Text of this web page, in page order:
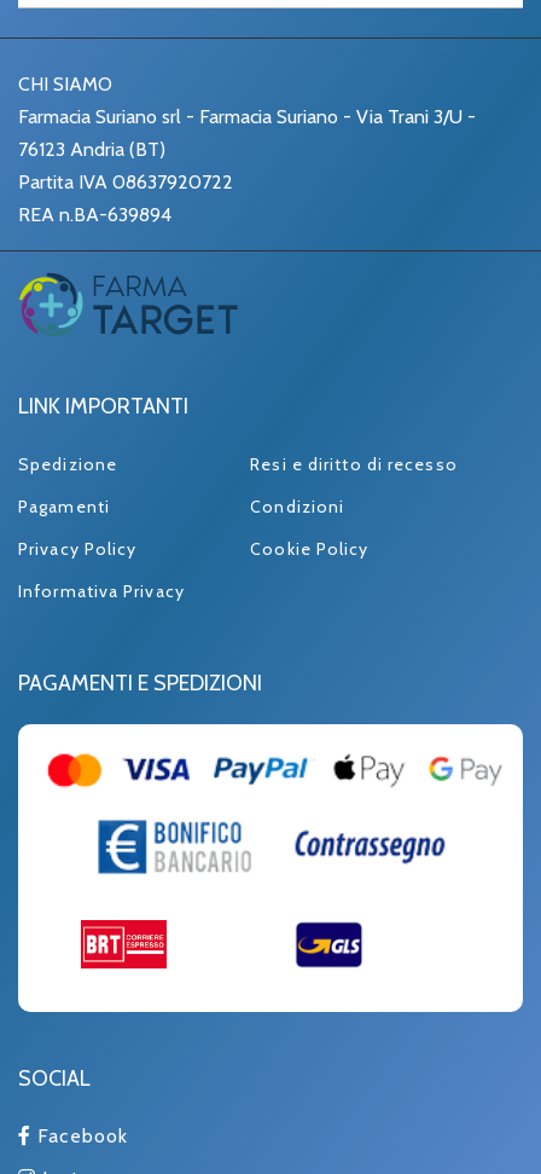
CHI SIAMO
Farmacia Suriano srl - Farmacia Suriano - Via Trani 3/U -
76123 Andria (BT)
Partita IVA 08637920722
REA n.BA-639894
LINK IMPORTANTI
Spedizione
Resi e diritto di recesso
Pagamenti
Condizioni
Privacy Policy
Cookie Policy
Informativa Privacy
PAGAMENTI E SPEDIZIONI
SOCIAL
Facebook